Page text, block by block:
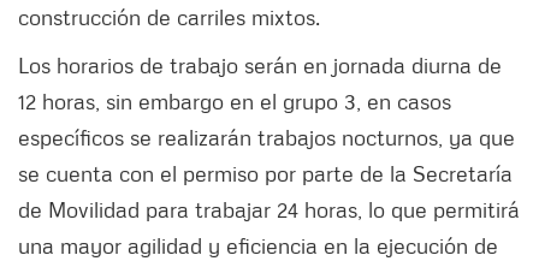
construcción de carriles mixtos.
Los horarios de trabajo serán en jornada diurna de
12 horas, sin embargo en el grupo 3, en casos
específicos se realizarán trabajos nocturnos, ya que
se cuenta con el permiso por parte de la Secretaría
de Movilidad para trabajar 24 horas, lo que permitirá
una mayor agilidad y eficiencia en la ejecución de